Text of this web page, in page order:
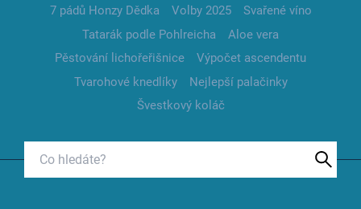
7 pádů Honzy Dědka
Volby 2025
Svařené víno
Tatarák podle Pohlreicha
Aloe vera
Pěstování lichořeřišnice
Výpočet ascendentu
Tvarohové knedlíky
Nejlepší palačinky
Švestkový koláč